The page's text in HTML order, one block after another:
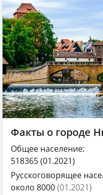
Факты о городе
Общее население:
518365(01.2021)
Русскоговорящее
около 8000(01.2021)